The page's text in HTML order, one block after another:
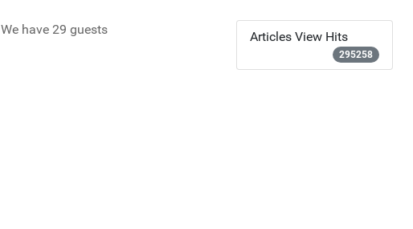
We have 29 guests Articles View Hits
295258